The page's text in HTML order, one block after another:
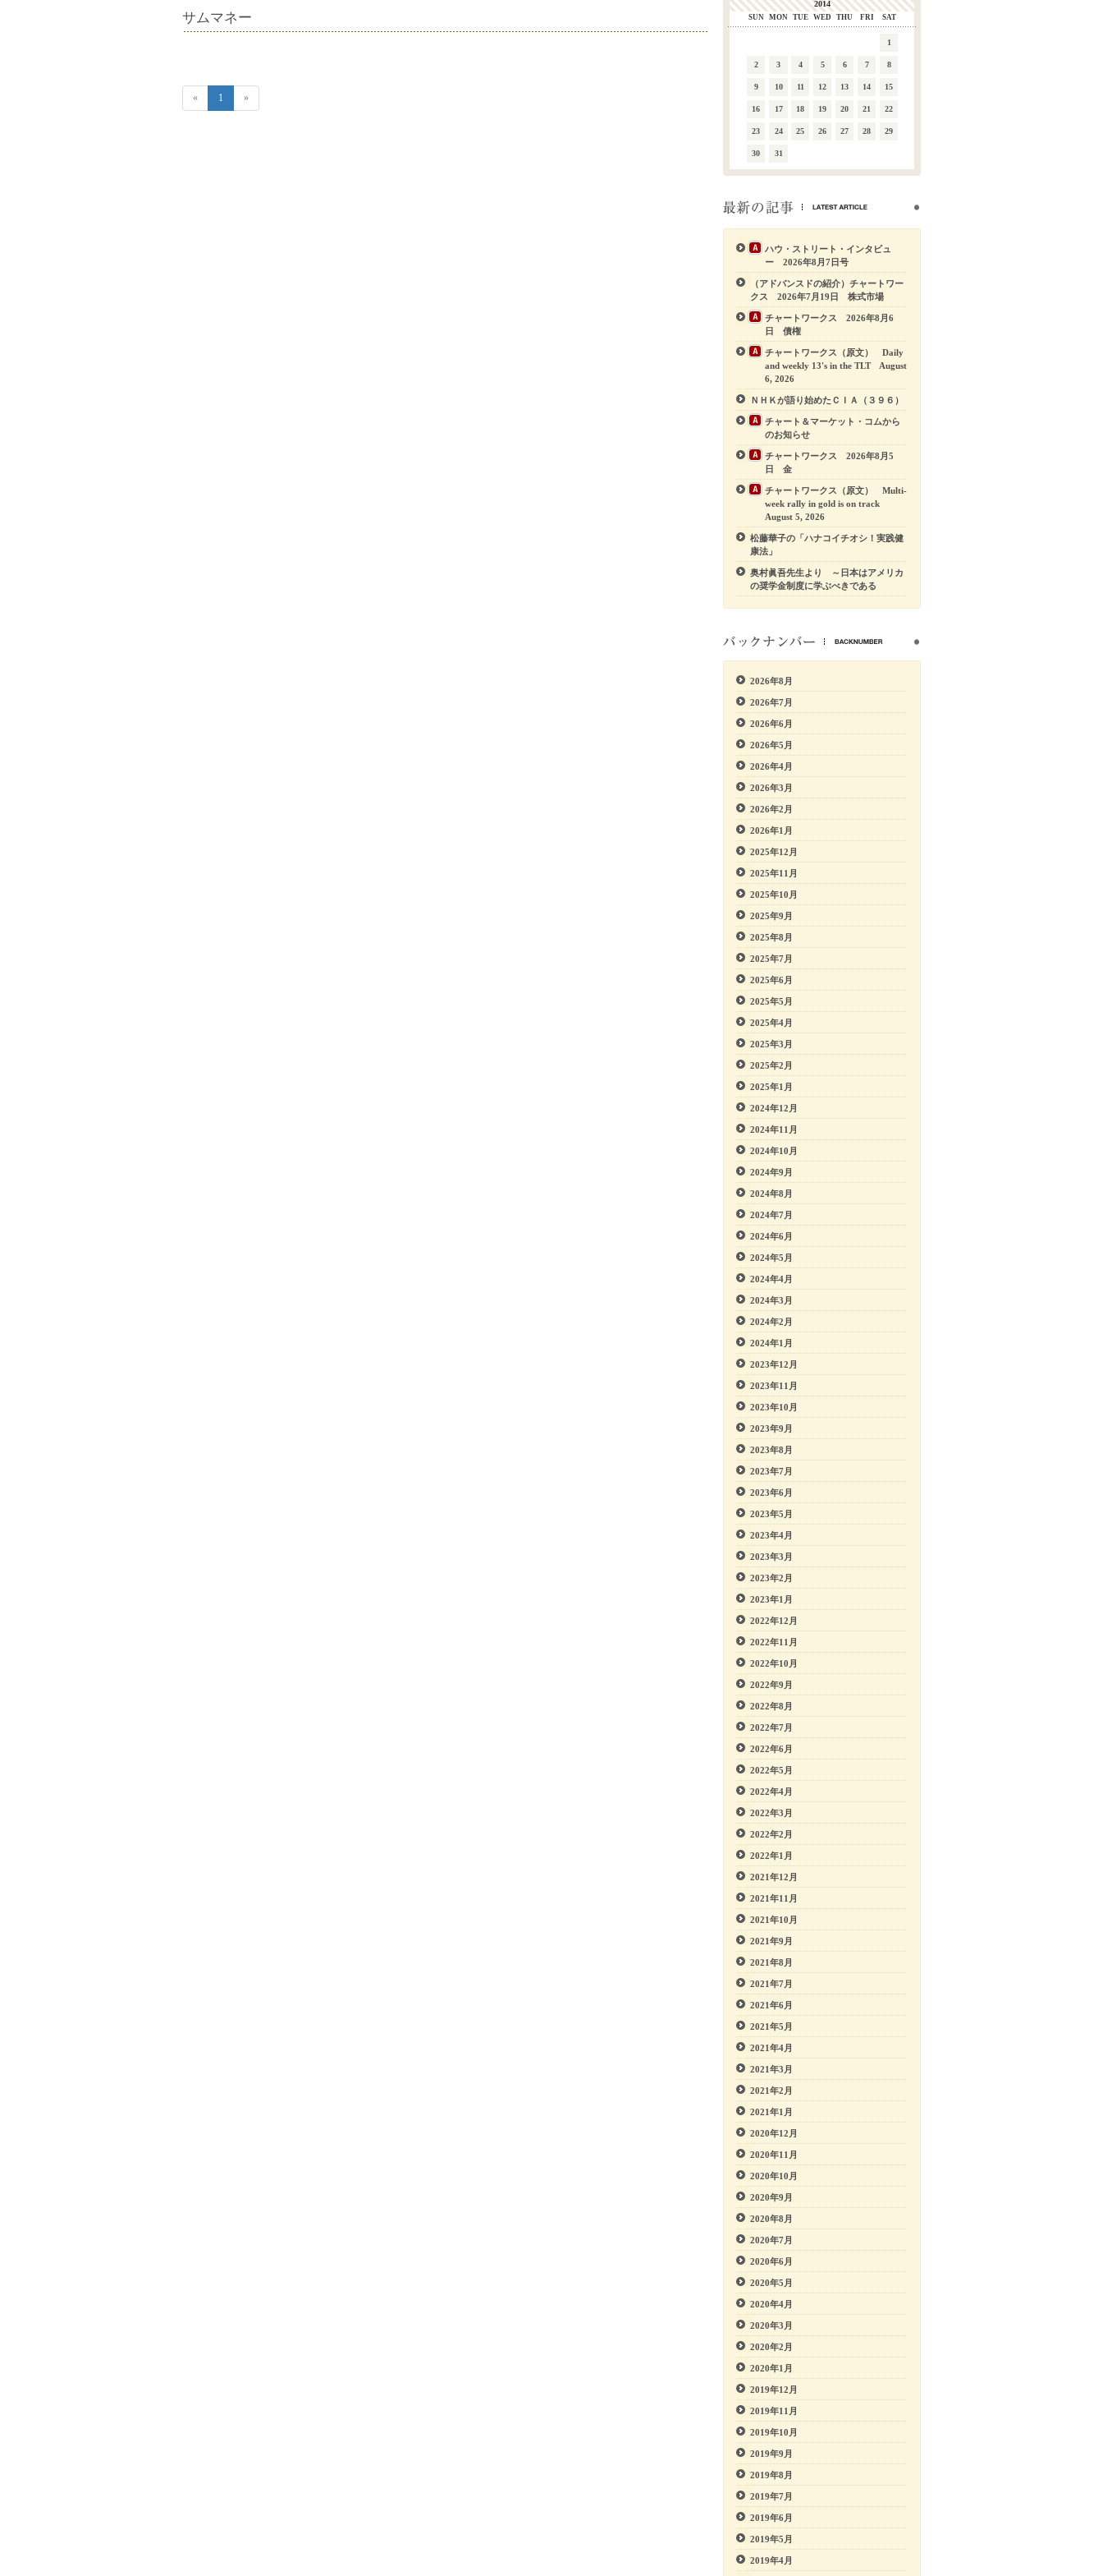
サムマネー
« 1 »
2014
SUN MON TUE WED THU FRI SAT
1
2 3 4 5 6 7 8
9 10 11 12 13 14 15
16 17 18 19 20 21 22
23 24 25 26 27 28 29
30 31
ハウ・ストリート・インタビュ
ー 2026年8月7日号
（アドバンスドの紹介）チャートワー
クス 2026年7月19日 株式市場
チャートワークス 2026年8月6
日 債権
チャートワークス（原文） Daily
and weekly 13's in the TLT August
6, 2026
ＮＨＫが語り始めたＣＩＡ（３９６）
チャート＆マーケット・コムから
のお知らせ
チャートワークス 2026年8月5
日 金
チャートワークス（原文） Multi-
week rally in gold is on track
August 5, 2026
松藤華子の「ハナコイチオシ！実践健
康法」
奥村眞吾先生より ～日本はアメリカ
の奨学金制度に学ぶべきである
2026年8月
2026年7月
2026年6月
2026年5月
2026年4月
2026年3月
2026年2月
2026年1月
2025年12月
2025年11月
2025年10月
2025年9月
2025年8月
2025年7月
2025年6月
2025年5月
2025年4月
2025年3月
2025年2月
2025年1月
2024年12月
2024年11月
2024年10月
2024年9月
2024年8月
2024年7月
2024年6月
2024年5月
2024年4月
2024年3月
2024年2月
2024年1月
2023年12月
2023年11月
2023年10月
2023年9月
2023年8月
2023年7月
2023年6月
2023年5月
2023年4月
2023年3月
2023年2月
2023年1月
2022年12月
2022年11月
2022年10月
2022年9月
2022年8月
2022年7月
2022年6月
2022年5月
2022年4月
2022年3月
2022年2月
2022年1月
2021年12月
2021年11月
2021年10月
2021年9月
2021年8月
2021年7月
2021年6月
2021年5月
2021年4月
2021年3月
2021年2月
2021年1月
2020年12月
2020年11月
2020年10月
2020年9月
2020年8月
2020年7月
2020年6月
2020年5月
2020年4月
2020年3月
2020年2月
2020年1月
2019年12月
2019年11月
2019年10月
2019年9月
2019年8月
2019年7月
2019年6月
2019年5月
2019年4月